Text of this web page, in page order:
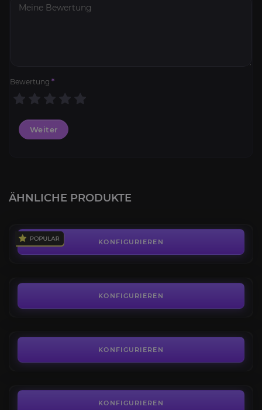
Bewertung *
Weiter
ÄHNLICHE PRODUKTE
KONFIGURIEREN
Khan
4.3
KONFIGURIEREN
KONFIGURIEREN
KONFIGURIEREN
3v3 Arena Rating Selbstspiel